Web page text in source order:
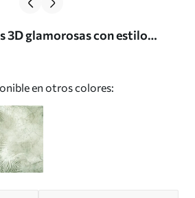
3D glamorosas con estilo
en otros colores: